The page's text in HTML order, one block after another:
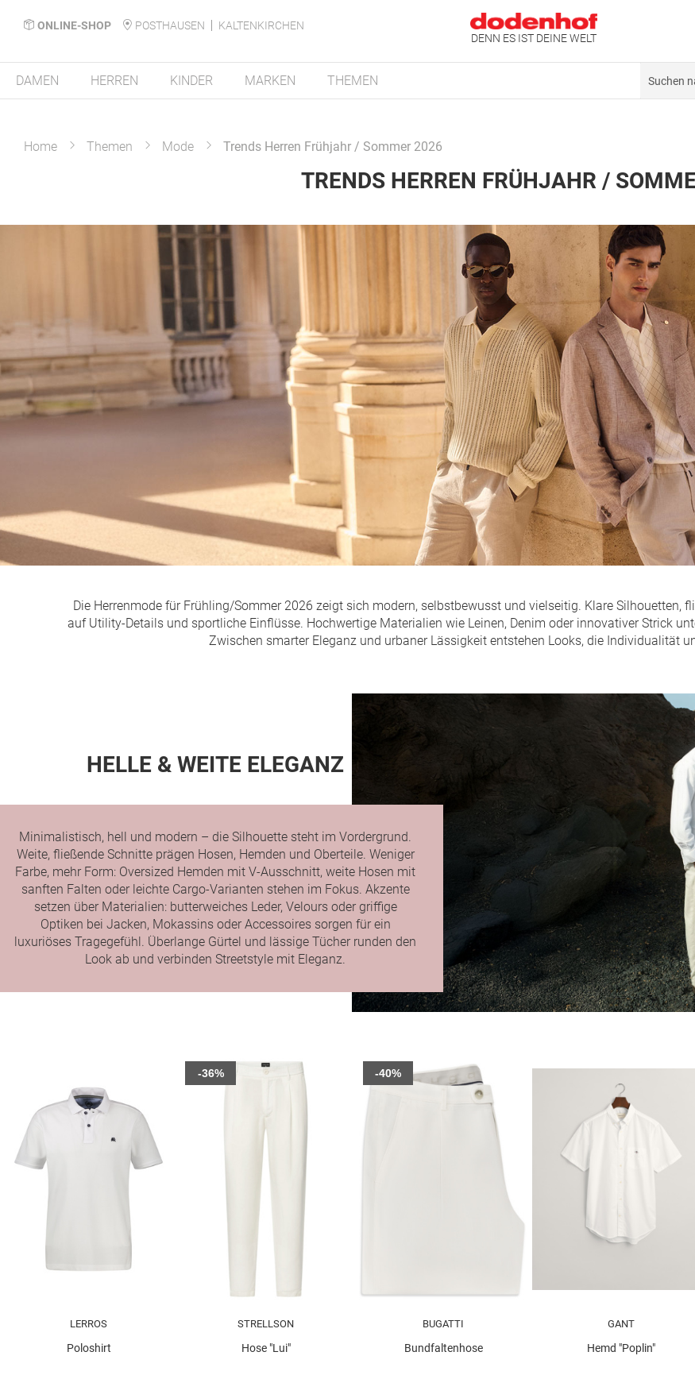
ONLINE-SHOP POSTHAUSEN
KALTENKIRCHEN
DENN ES IST DEINE WELT
DAMEN HERREN KINDER MARKEN THEMEN
Home Themen Mode Trends Herren Frühjahr / Sommer 2026
TRENDS HERREN FRÜHJAHR /
Die Herrenmode für Frühling/Sommer 2026 zeigt sich modern, selbstbewusst und vielseitig. Klare Silhouetten,
auf Utility-Details und sportliche Einflüsse. Hochwertige Materialien wie Leinen, Denim oder innovativer Strick
Zwischen smarter Eleganz und urbaner Lässigkeit entstehen Looks, die Individualität
HELLE & WEITE ELEGANZ
Minimalistisch, hell und modern – die Silhouette steht im Vordergrund.
Weite, fließende Schnitte prägen Hosen, Hemden und Oberteile. Weniger
Farbe, mehr Form: Oversized Hemden mit V-Ausschnitt, weite Hosen mit
sanften Falten oder leichte Cargo-Varianten stehen im Fokus. Akzente
setzen über Materialien: butterweiches Leder, Velours oder griffige
Optiken bei Jacken, Mokassins oder Accessoires sorgen für ein
luxuriöses Tragegefühl. Überlange Gürtel und lässige Tücher runden den
Look ab und verbinden Streetstyle mit Eleganz.
LERROS
Poloshirt
STRELLSON
Hose "Lui"
-36%
BUGATTI
Bundfaltenhose
-40%
GANT
Hemd "Poplin"